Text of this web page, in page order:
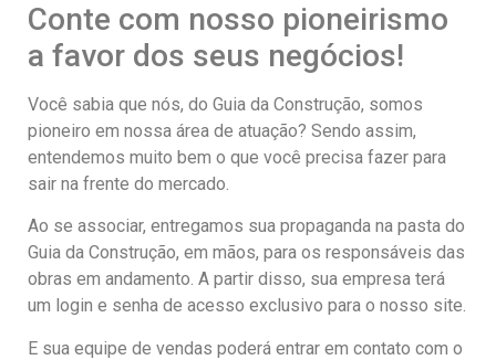
Conte com nosso pioneirismo
a favor dos seus negócios!
Você sabia que nós, do Guia da Construção, somos
pioneiro em nossa área de atuação? Sendo assim,
entendemos muito bem o que você precisa fazer para
sair na frente do mercado.
Ao se associar, entregamos sua propaganda na pasta do
Guia da Construção, em mãos, para os responsáveis das
obras em andamento. A partir disso, sua empresa terá
um login e senha de acesso exclusivo para o nosso site.
E sua equipe de vendas poderá entrar em contato com o